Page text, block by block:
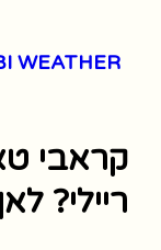
WEATHER
קראבי
ריילי?